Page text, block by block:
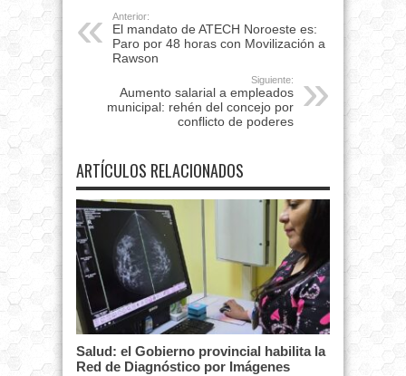
Anterior:
El mandato de ATECH Noroeste es:
Paro por 48 horas con Movilización a
Rawson
Siguiente:
Aumento salarial a empleados
municipal: rehén del concejo por
conflicto de poderes
ARTÍCULOS RELACIONADOS
Salud: el Gobierno provincial habilita la
Red de Diagnóstico por Imágenes